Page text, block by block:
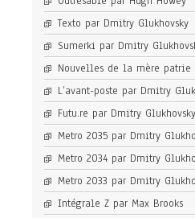
Texto par Dmitry Glukhovsky
Sumerki par Dmitry
Nouvelles de la mère patrie
L’avant-poste par Dmitry
Futu.re par Dmitry Glukhovsky
Metro 2035 par Dmitry
Metro 2034 par Dmitry
Metro 2033 par Dmitry
Intégrale Z par Max Brooks